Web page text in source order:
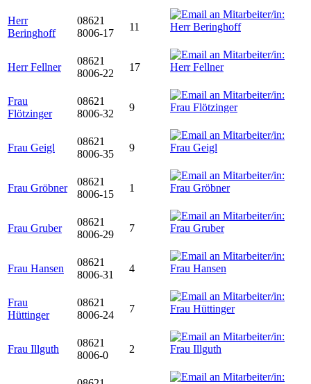
Herr
Beringhoff
08621
8006-17
11
Herr Fellner
08621
8006-22
17
Frau
Flötzinger
08621
8006-32
9
Frau Geigl
08621
8006-35
9
Frau Gröbner
08621
8006-15
1
Frau Gruber
08621
8006-29
7
Frau Hansen
08621
8006-31
4
Frau
Hüttinger
08621
8006-24
7
Frau Illguth
08621
8006-0
2